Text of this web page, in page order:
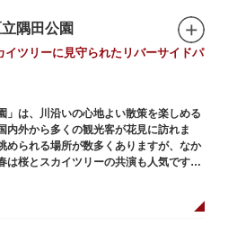
タニ創始者・大谷米太郎の寄進により本
瓦に葺き替え）楼門です。上層部には仏
ばんいっさいきょう）』や寺宝が収蔵さ
隅田公園
イツリーに見守られたリバーサイドパ
」は、川沿いの心地よい散策を楽しめる
内外から多くの観光客が花見に訪れま
められる場所が数多くありますが、なか
は桜とスカイツリーの共演も人気です。
ェ」は、店舗の一部を屋外にした開放
を眺めながら、コーヒー片手にのんび
クジラの滑り台が目印の「遊具広場」は